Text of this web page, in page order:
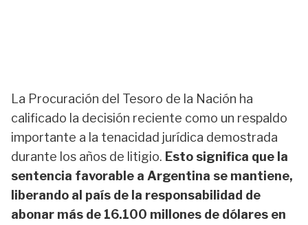
La Procuración del Tesoro de la Nación ha
calificado la decisión reciente como un respaldo
importante a la tenacidad jurídica demostrada
durante los años de litigio. Esto significa que la
sentencia favorable a Argentina se mantiene,
liberando al país de la responsabilidad de
abonar más de 16.100 millones de dólares en